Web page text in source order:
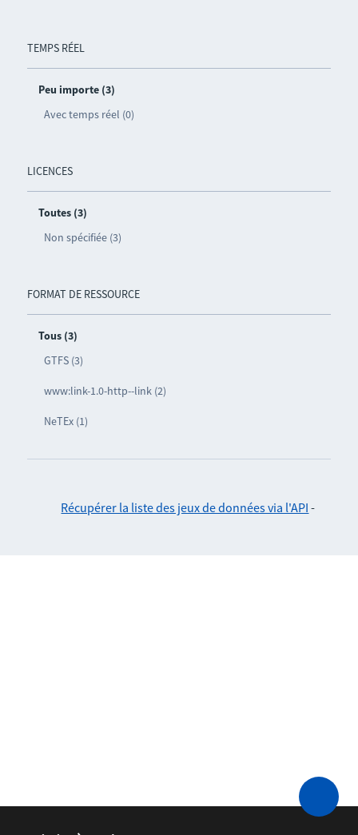
TEMPS RÉEL
Peu importe (3)
Avec temps réel (0)
LICENCES
Toutes (3)
Non spécifiée (3)
FORMAT DE RESSOURCE
Tous (3)
GTFS (3)
www:link-1.0-http--link (2)
NeTEx (1)
Récupérer la liste des jeux de données via l'API -